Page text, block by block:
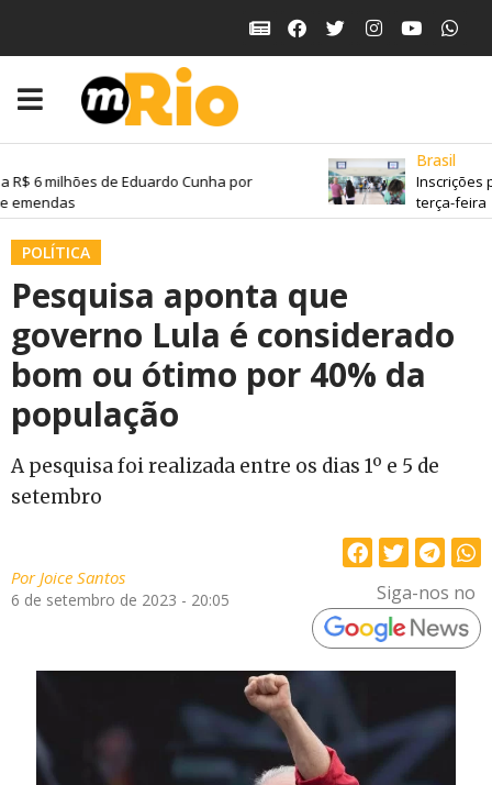
R$ 6 milhões de Eduardo Cunha por
emendas
Brasil
Inscrições
terça-feira
POLÍTICA
Pesquisa aponta que
governo Lula é considerado
bom ou ótimo por 40% da
população
A pesquisa foi realizada entre os dias 1º e 5 de
setembro
PorJoice Santos
6 de setembro de 2023 - 20:05 Siga-nos no